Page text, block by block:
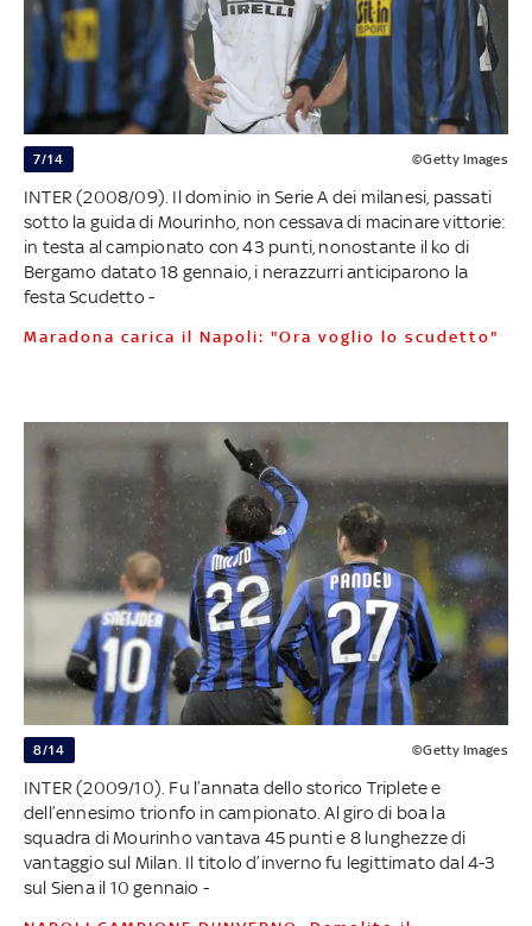
7/14 ©Getty Images
INTER (2008/09). Il dominio in Serie A dei milanesi, passati
sotto la guida di Mourinho, non cessava di macinare vittorie:
in testa al campionato con 43 punti, nonostante il ko di
Bergamo datato 18 gennaio, i nerazzurri anticiparono la
festa Scudetto -
Maradona carica il Napoli: "Ora voglio lo scudetto"
8/14 ©Getty Images
INTER (2009/10). Fu l’annata dello storico Triplete e
dell’ennesimo trionfo in campionato. Al giro di boa la
squadra di Mourinho vantava 45 punti e 8 lunghezze di
vantaggio sul Milan. Il titolo d’inverno fu legittimato dal 4-3
sul Siena il 10 gennaio -